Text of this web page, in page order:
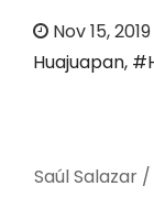
Nov 15, 2019
Huajuapan,
Saúl Salazar